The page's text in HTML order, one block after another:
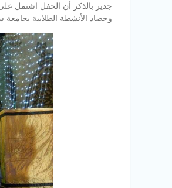
جدير بالذكر أن الحفل اشتمل
وحصاد الأنشطة الطلابية بجامعة